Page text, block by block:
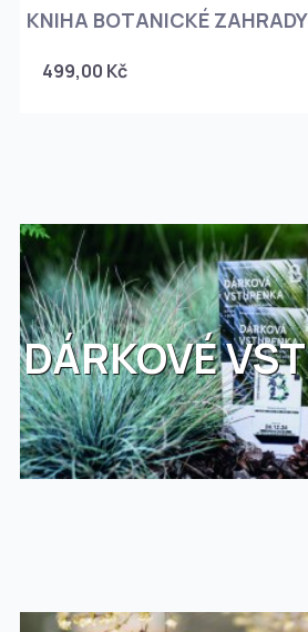
KNIHA BOTANICKÉ
499,00 Kč
DÁRKOVÉ